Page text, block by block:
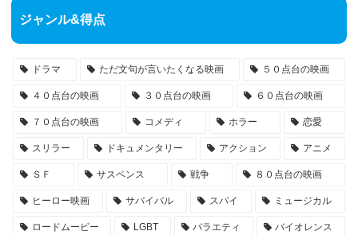
ジャンル&得点
ドラマ ただ文句が言いたくなる映画 ５０点台の映画
４０点台の映画 ３０点台の映画 ６０点台の映画
７０点台の映画 コメディ ホラー 恋愛
スリラー ドキュメンタリー アクション アニメ
ＳＦ サスペンス 戦争 ８０点台の映画
ヒーロー映画 サバイバル スパイ ミュージカル
ロードムービー LGBT バラエティ バイオレンス